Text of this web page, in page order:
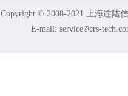
Copyright © 2008-2021 上海连陆
E-mail: service
crs-